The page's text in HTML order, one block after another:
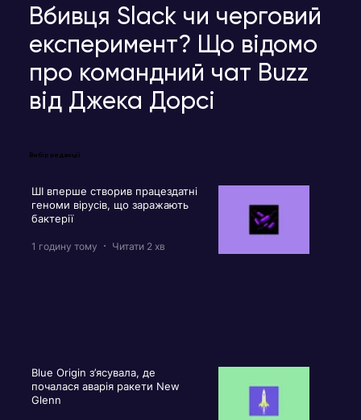
Вбивця Slack чи черговий
експеримент? Що відомо
про командний чат Buzz
від Джека Дорсі
Вибір редакції
ШІ вперше створив працездатні
геноми вірусів, що заражають
бактерії
1 годину тому Читати 2 хв
Blue Origin з’ясувала, де
почалася аварія ракети New
Glenn